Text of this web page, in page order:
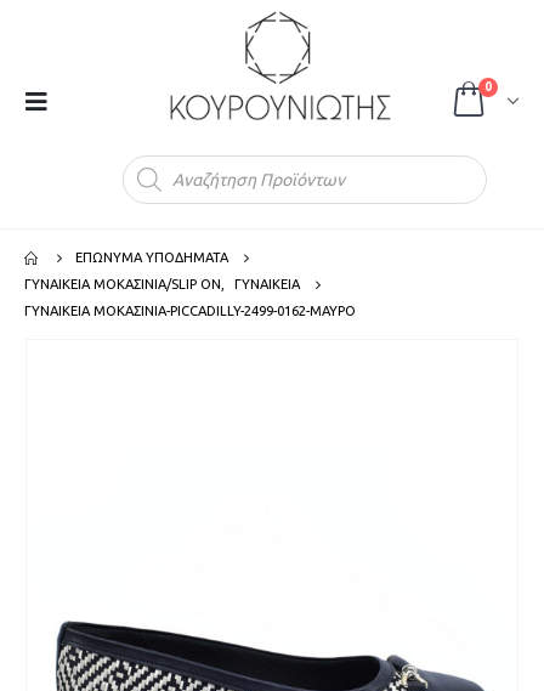
0
ΕΠΩΝΥΜΑ ΥΠΟΔΗΜΑΤΑ
ΓΥΝΑΙΚΕΙΑ ΜΟΚΑΣΙΝΙΑ/SLIP ON
ΓΥΝΑΙΚΕΙΑ
ΓΥΝΑΙΚΕΙΑ ΜΟΚΑΣΙΝΙΑ-PICCADILLY-2499-0162-ΜΑΥΡΟ